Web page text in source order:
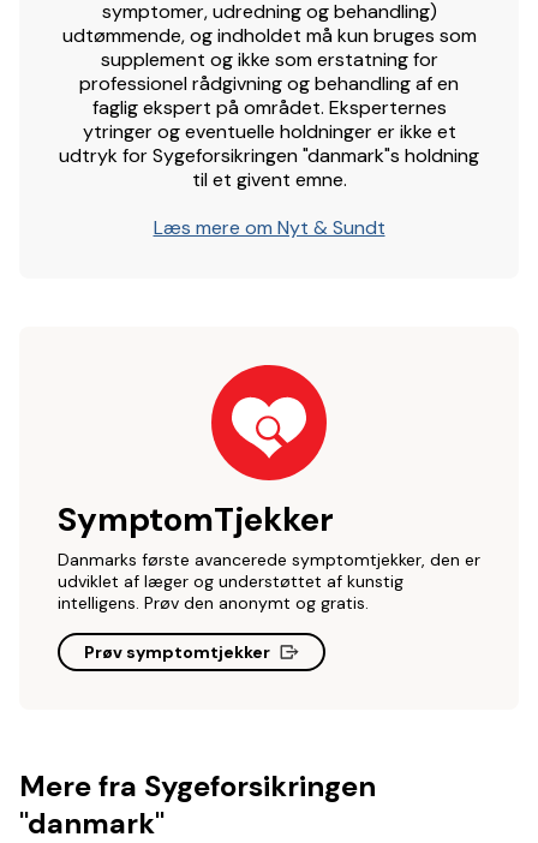
symptomer, udredning og behandling)
udtømmende, og indholdet må kun bruges som
supplement og ikke som erstatning for
professionel rådgivning og behandling af en
faglig ekspert på området. Eksperternes
ytringer og eventuelle holdninger er ikke et
udtryk for Sygeforsikringen "danmark"s holdning
til et givent emne.
Læs mere om Nyt & Sundt
SymptomTjekker
Danmarks første avancerede symptomtjekker, den er
udviklet af læger og understøttet af kunstig
intelligens. Prøv den anonymt og gratis.
Prøv symptomtjekker
Mere fra Sygeforsikringen
"danmark"